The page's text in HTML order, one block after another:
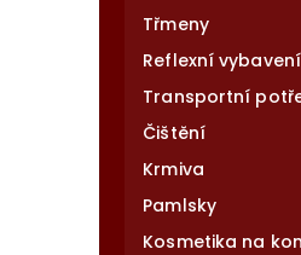
Třmeny
Reflexní vybavení
Transportní
Čištění
Krmiva
Pamlsky
Kosmetika na